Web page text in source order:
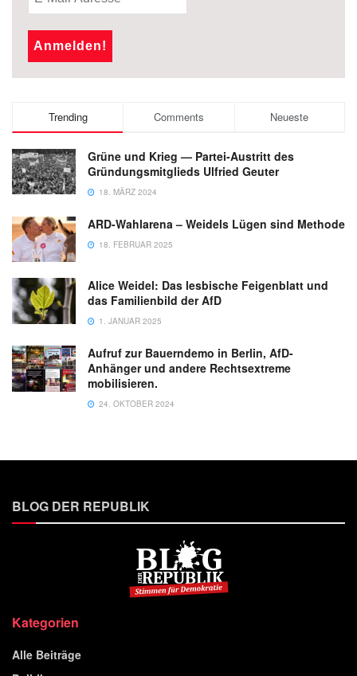
Trending Comments Neueste
Grüne und Krieg — Partei-Austritt des
Gründungsmitglieds Ulfried Geuter
18. MÄRZ 2024
ARD-Wahlarena – Weidels Lügen sind Methode
18. FEBRUAR 2025
Alice Weidel: Das lesbische Feigenblatt und
das Familienbild der AfD
1. JANUAR 2025
Aufruf zur Bauerndemo in Berlin, AfD-
Anhänger und andere Rechtsextreme
mobilisieren.
24. OKTOBER 2024
BLOG DER REPUBLIK
Kategorien
Alle Beiträge